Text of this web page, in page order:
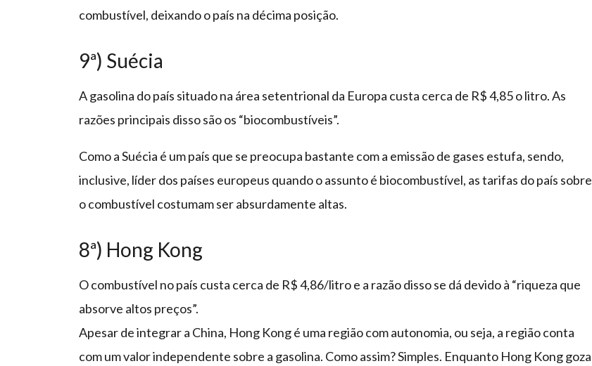
combustível, deixando o país na décima posição.
9ª) Suécia
A gasolina do país situado na área setentrional da Europa custa cerca de R$ 4,85 o litro. As
razões principais disso são os “biocombustíveis”.
Como a Suécia é um país que se preocupa bastante com a emissão de gases estufa, sendo,
inclusive, líder dos países europeus quando o assunto é biocombustível, as tarifas do país sobre
o combustível costumam ser absurdamente altas.
8ª) Hong Kong
O combustível no país custa cerca de R$ 4,86/litro e a razão disso se dá devido à “riqueza que
absorve altos preços”.
Apesar de integrar a China, Hong Kong é uma região com autonomia, ou seja, a região conta
com um valor independente sobre a gasolina. Como assim? Simples. Enquanto Hong Kong goza